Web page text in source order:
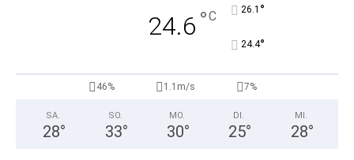
24.6 °C 26.1 °
24.4°
46% 1.1m/s 7%
SA.
28°
SO.
33°
MO.
30°
DI.
25°
MI.
28°